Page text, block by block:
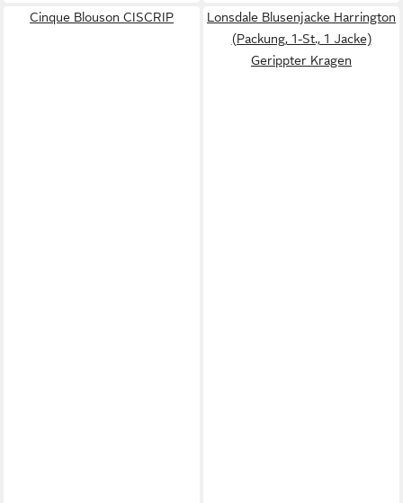
Cinque Blouson CISCRIP
Lonsdale Blusenjacke Harrington
(Packung, 1-St., 1 Jacke)
Gerippter Kragen